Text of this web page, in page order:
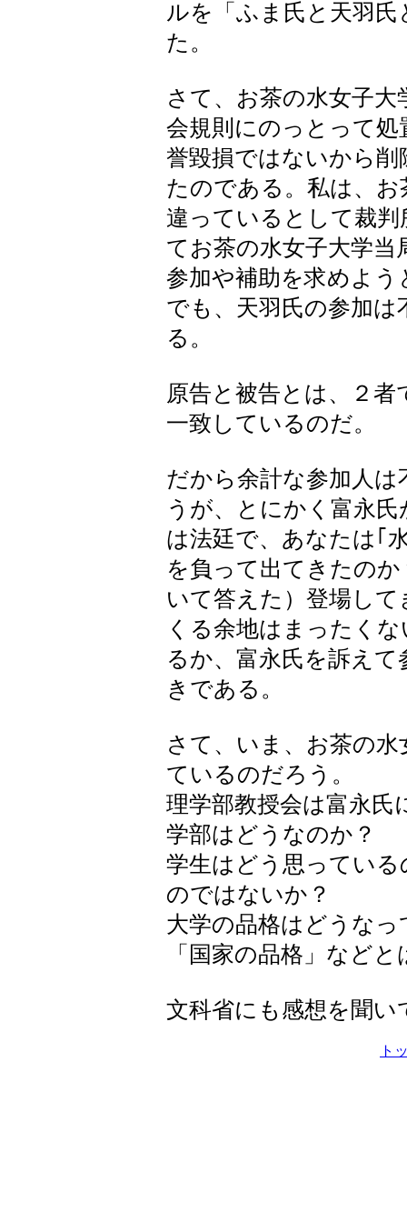
ルを「ふま氏と天羽
た。
さて、お茶の水女子
会規則にのっとって
誉毀損ではないから
たのである。私は、
違っているとして裁
てお茶の水女子大学
参加や補助を求めよ
でも、天羽氏の参加
る。
原告と被告とは、２
一致しているのだ。
だから余計な参加人
うが、とにかく富永
は法廷で、あなたは｢
を負って出てきたの
いて答えた）登場し
くる余地はまったく
るか、富永氏を訴え
きである。
さて、いま、お茶の
ているのだろう。
理学部教授会は富永氏
学部はどうなのか？
学生はどう思ってい
のではないか？
大学の品格はどうな
「国家の品格」など
文科省にも感想を聞い
ト